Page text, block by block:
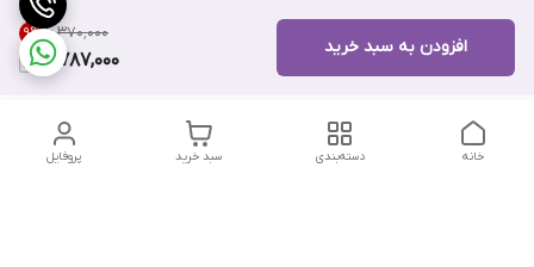
۶٬۳۷۰٬۰۰۰ 9%
5,787,000
افزودن به سبد خرید
پروفایل سبد خرید دسته‌بندی خانه